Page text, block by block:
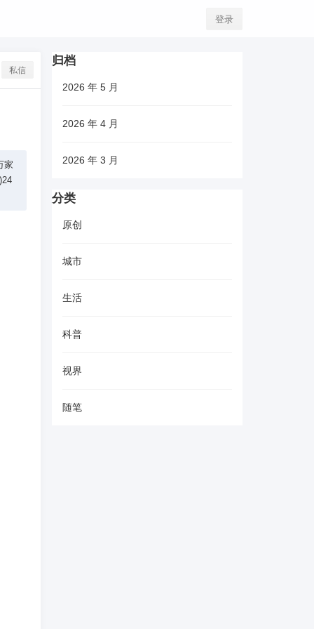
登录
私信
家
归档
2026 年 5 月
2026 年 4 月
2026 年 3 月
分类
原创
城市
生活
科普
视界
随笔